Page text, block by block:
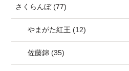
さくらんぼ (77)
やまがた紅王 (12)
佐藤錦 (35)